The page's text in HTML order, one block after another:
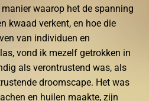
waarop het de spanning
kwaad verkent, en hoe die
van individuen en
vond ik mezelf getrokken in
als verontrustend was, als
droomscape. Het was
en huilen maakte, zijn